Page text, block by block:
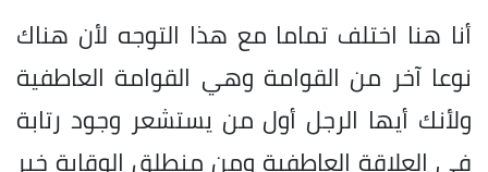
أنا هنا اختلف تماما مع هذا التوجه لأن هناك
نوعا آخر من القوامة وهي القوامة العاطفية
ولأنك أيها الرجل أول من يستشعر وجود رتابة
في العلاقة العاطفية ومن منطلق الوقاية خير